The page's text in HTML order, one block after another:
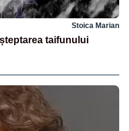
Stoica Marian
taifunului